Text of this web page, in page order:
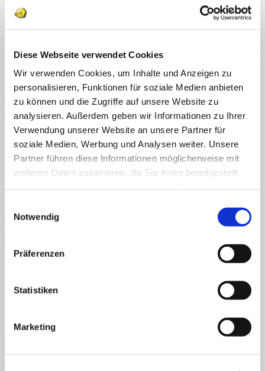
Diese Webseite verwendet Cookies
Wir verwenden Cookies, um Inhalte und Anzeigen zu
personalisieren, Funktionen für soziale Medien anbieten
zu können und die Zugriffe auf unsere Website zu
analysieren. Außerdem geben wir Informationen zu Ihrer
Verwendung unserer Website an unsere Partner für
soziale Medien, Werbung und Analysen weiter. Unsere
Partner führen diese Informationen möglicherweise mit
weiteren Daten zusammen, die Sie ihnen bereitgestellt
Notwendig
Präferenzen
Statistiken
Marketing
Schnellansicht
Enthält 7% reduzierte MwSt.
Schnellansicht
Deutsch
Silben Lesewörter 2
€0,99
Schnellansicht
Silben Lesewörter 1
Enthält 7% reduzierte MwSt.